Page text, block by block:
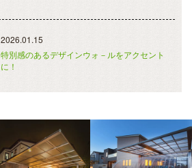
2026.01.15
特別感のあるデザインウォ－ルをアクセント
に！